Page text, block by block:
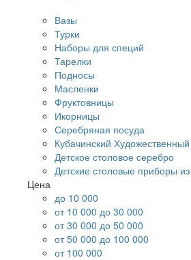
Вазы
Турки
Наборы для специй
Тарелки
Подносы
Масленки
Фруктовницы
Икорницы
Серебряная посуда
Кубачинский
Детское столовое серебро
Детские столовые приборы
Цена
до 10 000
от 10 000 до 30 000
от 30 000 до 50 000
от 50 000 до 100 000
от 100 000